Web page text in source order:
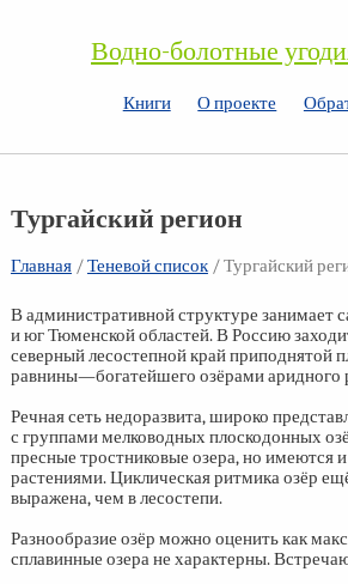
Водно-болотные
Книги О проекте
Тургайский регион
Главная/Теневой список/Тургайский
В административной структуре занимает
и юг Тюменской областей. В Россию
северный лесостепной край приподнятой
равнины—богатейшего озёрами аридного
Речная сеть недоразвита, широко
с группами мелководных плоскодонных
пресные тростниковые озера, но имеются
растениями. Циклическая ритмика озёр
выражена, чем в лесостепи.
Разнообразие озёр можно оценить как
сплавинные озера не характерны.